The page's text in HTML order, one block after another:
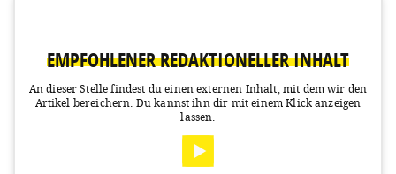
EMPFOHLENER REDAKTIONELLER INHALT
An dieser Stelle findest du einen externen Inhalt, mit dem wir den
Artikel bereichern. Du kannst ihn dir mit einem Klick anzeigen
lassen.